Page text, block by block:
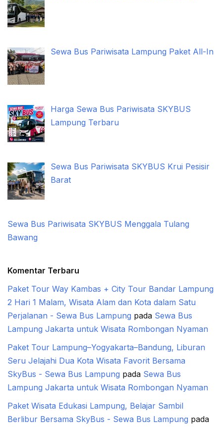
Sewa Bus Pariwisata Lampung Paket All-In
Harga Sewa Bus Pariwisata SKYBUS
Lampung Terbaru
Sewa Bus Pariwisata SKYBUS Krui Pesisir
Barat
Sewa Bus Pariwisata SKYBUS Menggala Tulang
Bawang
Komentar Terbaru
Paket Tour Way Kambas + City Tour Bandar Lampung
2 Hari 1 Malam, Wisata Alam dan Kota dalam Satu
Perjalanan - Sewa Bus Lampung pada Sewa Bus
Lampung Jakarta untuk Wisata Rombongan Nyaman
Paket Tour Lampung–Yogyakarta–Bandung, Liburan
Seru Jelajahi Dua Kota Wisata Favorit Bersama
SkyBus - Sewa Bus Lampung pada Sewa Bus
Lampung Jakarta untuk Wisata Rombongan Nyaman
Paket Wisata Edukasi Lampung, Belajar Sambil
Berlibur Bersama SkyBus - Sewa Bus Lampung pada